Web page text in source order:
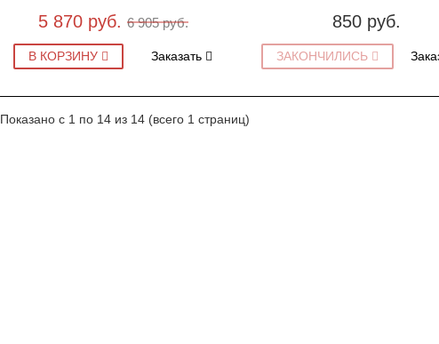
5 870 руб. 6 905 руб.
В КОРЗИНУ Заказать
850 руб.
ЗАКОНЧИЛИСЬ
Показано с 1 по 14 из 14 (всего 1 страниц)